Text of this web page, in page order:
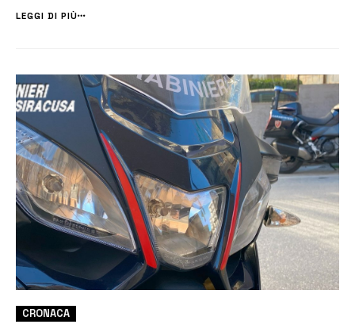
quantificazione, ma oltre al denaro sottratto si aggiu...
LEGGI DI PIÙ
CRONACA